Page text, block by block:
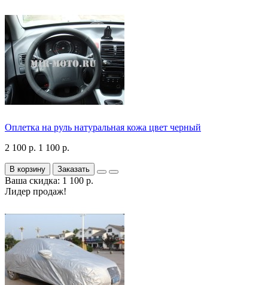
Оплетка на руль натуральная кожа цвет черный
2 100 р. 1 100 р.
В корзину Заказать
Ваша скидка: 1 100 р.
Лидер продаж!